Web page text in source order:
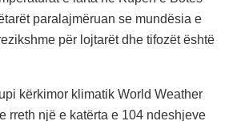
paralajmëruan se mundësia e
për lojtarët dhe tifozët është
kërkimor klimatik World Weather
rreth një e katërta e 104 ndeshjeve